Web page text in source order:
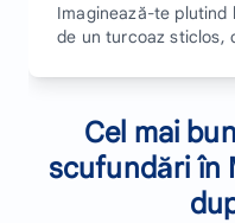
Imaginează-te plutind
de un turcoaz sticlos,
Cel mai
scufundări în